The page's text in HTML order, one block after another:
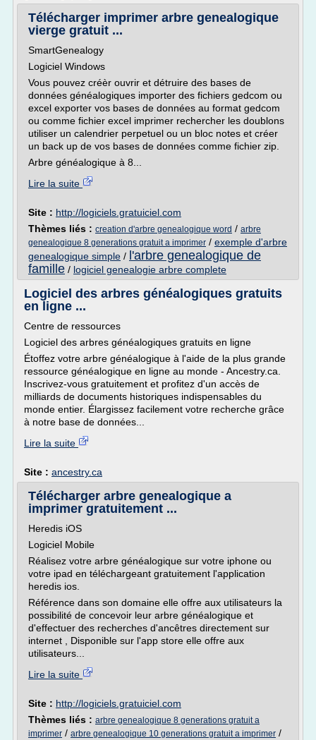
Télécharger imprimer arbre genealogique
vierge gratuit ...
SmartGenealogy
Logiciel Windows
Vous pouvez créèr ouvrir et détruire des bases de
données généalogiques importer des fichiers gedcom ou
excel exporter vos bases de données au format gedcom
ou comme fichier excel imprimer rechercher les doublons
utiliser un calendrier perpetuel ou un bloc notes et créer
un back up de vos bases de données comme fichier zip.
Arbre généalogique à 8...
Lire la suite
Site : http://logiciels.gratuiciel.com
Thèmes liés : creation d'arbre genealogique word / arbre
genealogique 8 generations gratuit a imprimer / exemple d'arbre
genealogique simple / l'arbre genealogique de
famille / logiciel genealogie arbre complete
Logiciel des arbres généalogiques gratuits
en ligne ...
Centre de ressources
Logiciel des arbres généalogiques gratuits en ligne
Étoffez votre arbre généalogique à l'aide de la plus grande
ressource généalogique en ligne au monde - Ancestry.ca.
Inscrivez-vous gratuitement et profitez d'un accès de
milliards de documents historiques indispensables du
monde entier. Élargissez facilement votre recherche grâce
à notre base de données...
Lire la suite
Site : ancestry.ca
Télécharger arbre genealogique a
imprimer gratuitement ...
Heredis iOS
Logiciel Mobile
Réalisez votre arbre généalogique sur votre iphone ou
votre ipad en téléchargeant gratuitement l'application
heredis ios.
Référence dans son domaine elle offre aux utilisateurs la
possibilité de concevoir leur arbre généalogique et
d'effectuer des recherches d'ancêtres directement sur
internet , Disponible sur l'app store elle offre aux
utilisateurs...
Lire la suite
Site : http://logiciels.gratuiciel.com
Thèmes liés : arbre genealogique 8 generations gratuit a
imprimer / arbre genealogique 10 generations gratuit a imprimer /